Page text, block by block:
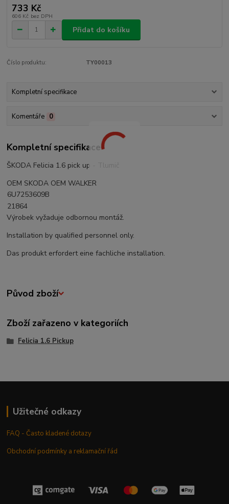
733 Kč
606 Kč bez DPH
Přidat do košíku
Číslo produktu: TY00013
Kompletní specifikace
Komentáře 0
Kompletní specifikace
ŠKODA Felicia 1.6 pick up - Tlumič
OEM SKODA OEM WALKER
6U7253609B
21864
Výrobek vyžaduje odbornou montáž.
Installation by qualified personnel only.
Das produkt erfordert eine fachliche installation.
Původ zboží
Zboží zařazeno v kategoriích
Felicia 1.6 Pickup
Užitečné odkazy
FAQ - Často kladené dotazy
Obchodní podmínky a reklamační řád